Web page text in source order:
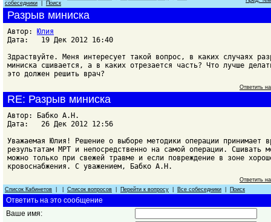
собеседники
Поиск
Разрыв миниска
Автор: Юлия
Дата: 19 Дек 2012 16:40
Здраствуйте. Меня интересует такой вопрос, в каких случаях
миниска сшивается, а в каких отрезается часть? Что лучше
это должен решить врач?
Ответить
RE: Разрыв миниска
Автор: Бабко А.Н.
Дата: 26 Дек 2012 12:56
Уважаемая Юлия! Решение о выборе методики операции принимает
результатам МРТ и непосредственно на самой операции. Сшивать
можно только при свежей травме и если повреждение в зоне
кровоснабжения. С уважением, Бабко А.Н.
Ответить
Список Кабинетов
Список вопросов Перейти к вопросу Все собеседники Поиск
Ответить на это сообщение
Ваше имя: